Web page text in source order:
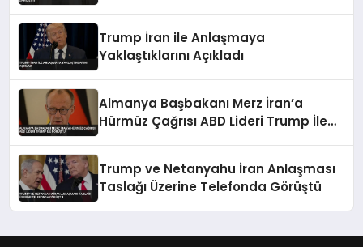
Trump İran ile Anlaşmaya
Yaklaştıklarını Açıkladı
Almanya Başbakanı Merz İran’a
Hürmüz Çağrısı ABD Lideri Trump İle
Trump ve Netanyahu İran Anlaşması
Taslağı Üzerine Telefonda Görüştü